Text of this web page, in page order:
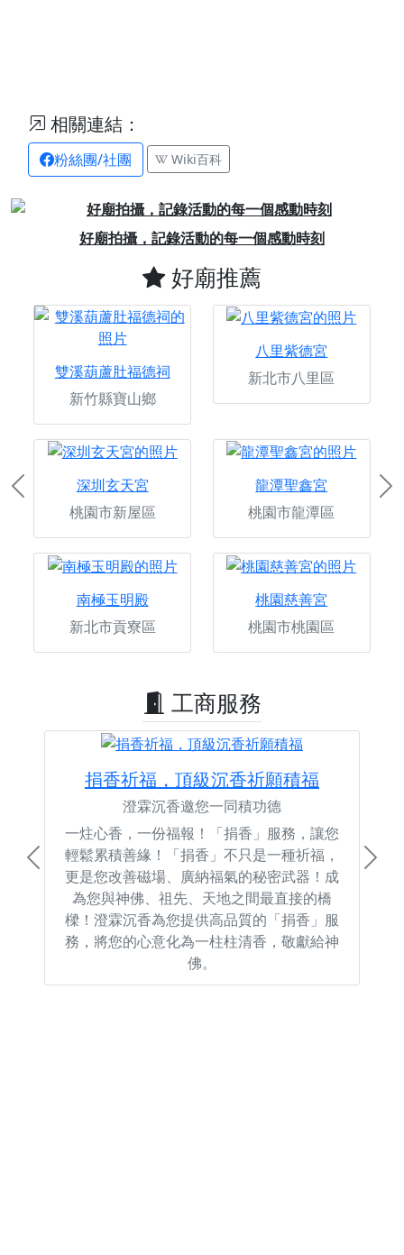
相關連結：
粉絲團/社團 Wiki百科
好廟拍攝，記錄活動的每一個感動時刻
Previous
好廟推薦
雙溪葫蘆肚福德祠
新竹縣寶山鄉
八里紫德宮
新北市八里區
深圳玄天宮
桃園市新屋區
龍潭聖鑫宮
桃園市龍潭區
南極玉明殿
新北市貢寮區
桃園慈善宮
桃園市桃園區
Previous
工商服務
捐香祈福，頂級沉香祈願積福
澄霖沉香邀您一同積功德
一炷心香，一份福報！「捐香」服務，讓您
輕鬆累積善緣！「捐香」不只是一種祈福，
更是您改善磁場、廣納福氣的秘密武器！成
為您與神佛、祖先、天地之間最直接的橋
樑！澄霖沉香為您提供高品質的「捐香」服
務，將您的心意化為一柱柱清香，敬獻給神
佛。
Previous Next